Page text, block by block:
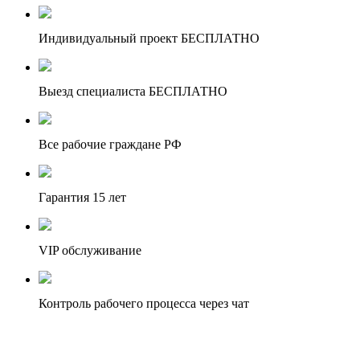
Индивидуальный проект БЕСПЛАТНО
Выезд специалиста БЕСПЛАТНО
Все рабочие граждане РФ
Гарантия 15 лет
VIP обслуживание
Контроль рабочего процесса через чат